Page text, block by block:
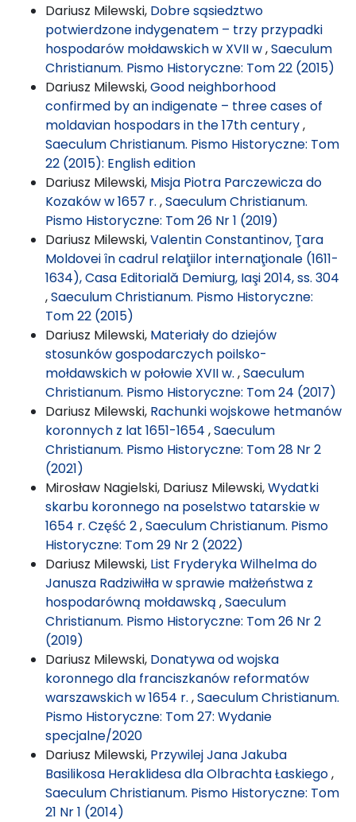
Dariusz Milewski, Dobre sąsiedztwo
potwierdzone indygenatem – trzy przypadki
hospodarów mołdawskich w XVII w,Saeculum
Christianum. Pismo Historyczne: Tom 22 (2015)
Dariusz Milewski,Good neighborhood
confirmed by an indigenate – three cases of
moldavian hospodars in the 17th century,
Saeculum Christianum. Pismo Historyczne: Tom
22 (2015): English edition
Dariusz Milewski, Misja Piotra Parczewicza do
Kozaków w 1657 r. ,Saeculum Christianum.
Pismo Historyczne: Tom 26 Nr 1 (2019)
Dariusz Milewski,Valentin Constantinov, Ţara
Moldovei în cadrul relaţiilor internaţionale (1611-
1634), Casa Editorială Demiurg, Iaşi 2014, ss. 304
,Saeculum Christianum. Pismo Historyczne:
Tom 22 (2015)
Dariusz Milewski, Materiały do dziejów
stosunków gospodarczych poilsko-
mołdawskich w połowie XVII w. ,Saeculum
Christianum. Pismo Historyczne: Tom 24 (2017)
Dariusz Milewski, Rachunki wojskowe hetmanów
koronnych z lat 1651-1654 ,Saeculum
Christianum. Pismo Historyczne: Tom 28 Nr 2
(2021)
Mirosław Nagielski, Dariusz Milewski,Wydatki
skarbu koronnego na poselstwo tatarskie w
1654 r. Część 2,Saeculum Christianum. Pismo
Historyczne: Tom 29 Nr 2 (2022)
Dariusz Milewski, List Fryderyka Wilhelma do
Janusza Radziwiłła w sprawie małżeństwa z
hospodarówną mołdawską ,Saeculum
Christianum. Pismo Historyczne: Tom 26 Nr 2
(2019)
Dariusz Milewski, Donatywa od wojska
koronnego dla franciszkanów reformatów
warszawskich w 1654 r. ,Saeculum Christianum.
Pismo Historyczne: Tom 27: Wydanie
specjalne/2020
Dariusz Milewski, Przywilej Jana Jakuba
Basilikosa Heraklidesa dla Olbrachta Łaskiego,
Saeculum Christianum. Pismo Historyczne: Tom
21 Nr 1 (2014)